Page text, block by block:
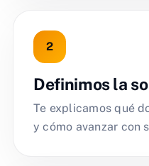
Definimos la
Te explicamos qué
y cómo avanzar con